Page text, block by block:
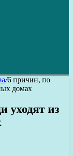
/6 причин, по
домах
уходят из